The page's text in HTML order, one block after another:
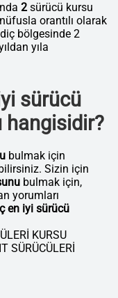
2 sürücü kursu
orantılı olarak
bölgesinde 2
yıla
sürücü
hangisidir?
bulmak için
Sizin için
bulmak için,
yorumları
en iyi sürücü
KURSU
SÜRÜCÜLERİ